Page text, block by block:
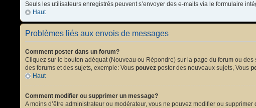
Seuls les utilisateurs enregistrés peuvent s’envoyer des e-mails via le formulaire
Haut
Problèmes liés aux envois de messages
Comment poster dans un forum?
Cliquez sur le bouton adéquat (Nouveau ou Répondre) sur la page du forum ou
des forums et des sujets, exemple: Vous pouvez poster des nouveaux sujets, Vous
Haut
Comment modifier ou supprimer un message?
A moins d’être administrateur ou modérateur, vous ne pouvez modifier ou